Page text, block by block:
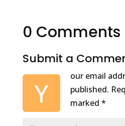
0 Comments
Submit a
Y
our email
published.
marked *